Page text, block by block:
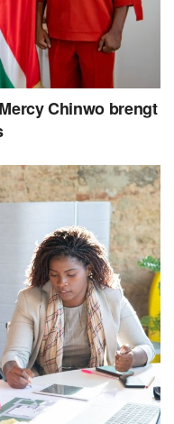
Chinwo brengt